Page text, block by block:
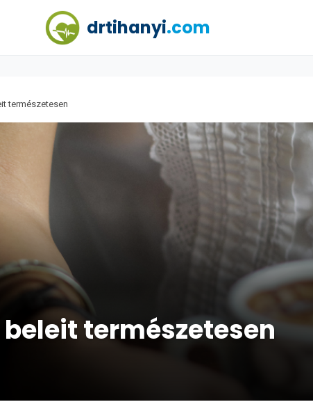
drtihanyi.com
természetesen
természetesen